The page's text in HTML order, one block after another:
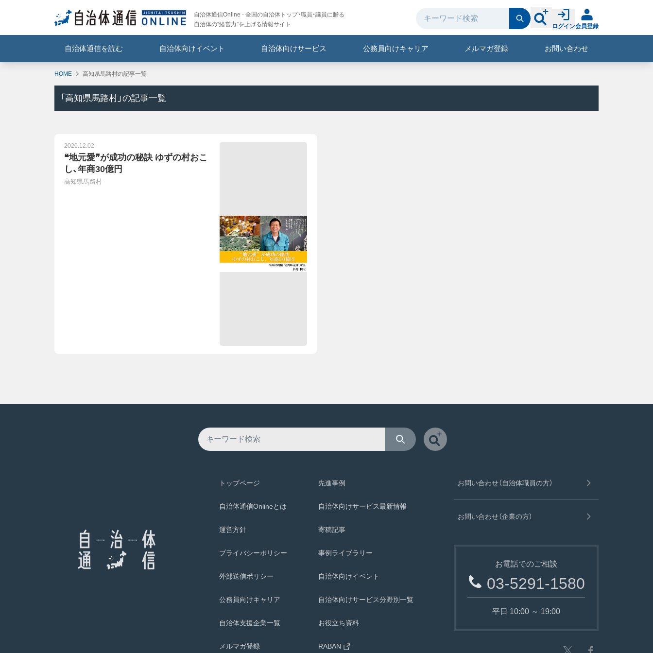
自治体通信Online - 全国の自治体トップ・職員・議員に贈る
自治体の“経営力”を上げる情報サイト
ログイン会員登録
自治体通信を読む 自治体向けイベント 自治体向けサービス 公務員向けキャリア メルマガ登録 お問い合わせ
HOME 高知県馬路村の記事一覧
「 高知県馬路村 」の記事一覧
2020.12.02
❝地元愛❞が成功の秘訣 ゆずの村おこ
し、年商30億円
高知県馬路村
トップページ
自治体通信Onlineとは
運営方針
プライバシーポリシー
外部送信ポリシー
公務員向けキャリア
自治体支援企業一覧
メルマガ登録
先進事例
自治体向けサービス最新情報
寄稿記事
事例ライブラリー
自治体向けイベント
自治体向けサービス分野別一覧
お役立ち資料
RABAN
お問い合わせ（自治体職員の方）
お問い合わせ（企業の方）
お電話でのご相談
03-5291-1580
平日 10:00 ～ 19:00